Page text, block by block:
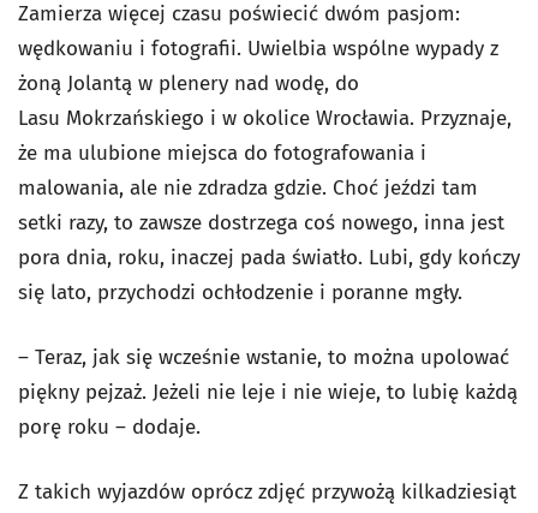
Zamierza więcej czasu poświecić dwóm pasjom:
wędkowaniu i fotografii. Uwielbia wspólne wypady z
żoną Jolantą w plenery nad wodę, do
Lasu Mokrzańskiego i w okolice Wrocławia. Przyznaje,
że ma ulubione miejsca do fotografowania i
malowania, ale nie zdradza gdzie. Choć jeździ tam
setki razy, to zawsze dostrzega coś nowego, inna jest
pora dnia, roku, inaczej pada światło. Lubi, gdy kończy
się lato, przychodzi ochłodzenie i poranne mgły.
– Teraz, jak się wcześnie wstanie, to można upolować
piękny pejzaż. Jeżeli nie leje i nie wieje, to lubię każdą
porę roku – dodaje.
Z takich wyjazdów oprócz zdjęć przywożą kilkadziesiąt